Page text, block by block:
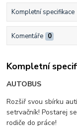
Kompletní specifikace
Komentáře 0
Kompletní
AUTOBUS
Rozšiř svou sbírku
setrvačník! Postarej
rodiče do práce!